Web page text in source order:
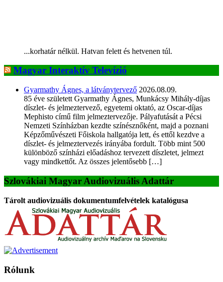
...korhatár nélkül. Hatvan felett és hetvenen túl.
Magyar Interaktív Televízió
Gyarmathy Ágnes, a látványtervező 2026.08.09.
85 éve született Gyarmathy Ágnes, Munkácsy Mihály-díjas
díszlet- és jelmeztervező, egyetemi oktató, az Oscar-díjas
Mephisto című film jelmeztervezője. Pályafutását a Pécsi
Nemzeti Színházban kezdte színésznőként, majd a poznani
Képzőművészeti Főiskola hallgatója lett, és ettől kezdve a
díszlet- és jelmeztervezés irányába fordult. Több mint 500
különböző színházi előadáshoz tervezett díszletet, jelmezt
vagy mindkettőt. Az összes jelentősebb […]
Szlovákiai Magyar Audiovizuális Adattár
Tárolt audiovizuális dokumentumfelvételek katalógusa
Rólunk